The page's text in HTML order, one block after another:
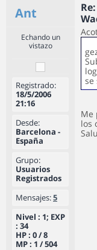
Ant
Echando un
vistazo
Registrado:
18/5/2006
21:16
Desde:
Barcelona -
España
Grupo:
Usuarios
Registrados
Mensajes:5
Nivel : 1; EXP
: 34
HP : 0 / 8
MP : 1 / 504
se
Me
los